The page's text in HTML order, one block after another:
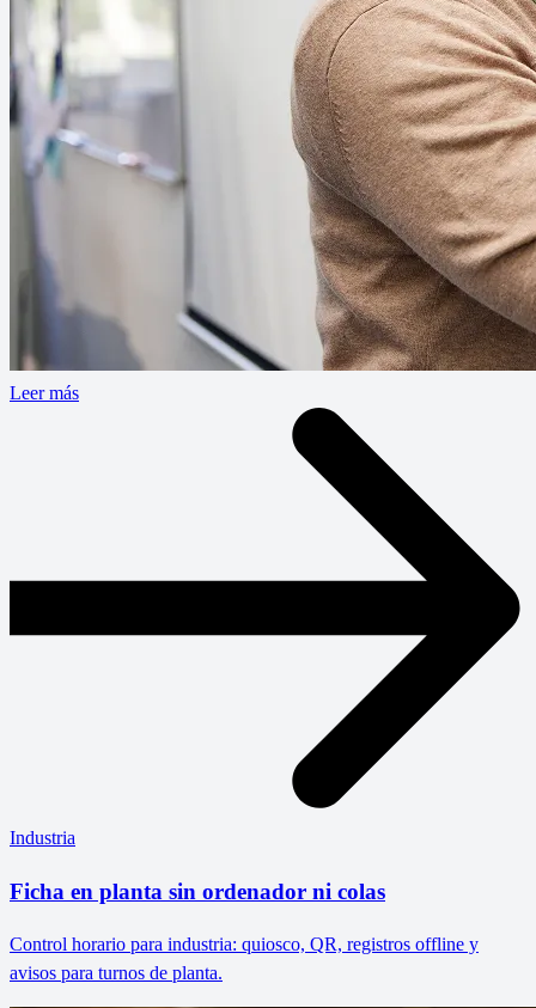
Leer más
Industria
Ficha en planta sin ordenador ni colas
Control horario para industria: quiosco, QR, registros offline y
avisos para turnos de planta.